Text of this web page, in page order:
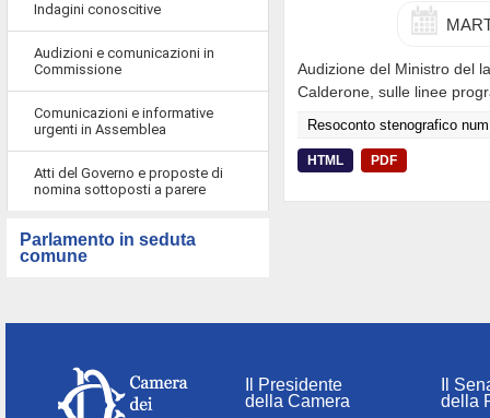
Indagini conoscitive
Audizioni e comunicazioni in
Commissione
Comunicazioni e informative
urgenti in Assemblea
Atti del Governo e proposte di
nomina sottoposti a parere
Parlamento in seduta
comune
Audizione del Ministro del
Calderone, sulle linee
Resoconto stenografico
HTML PDF
Il Presidente
della Camera
Il
della